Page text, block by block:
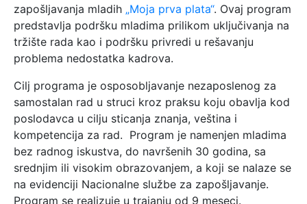
zapošljavanja mladih „Moja prva plata“. Ovaj program
predstavlja podršku mladima prilikom uključivanja na
tržište rada kao i podršku privredi u rešavanju
problema nedostatka kadrova.
Cilj programa je osposobljavanje nezaposlenog za
samostalan rad u struci kroz praksu koju obavlja kod
poslodavca u cilju sticanja znanja, veština i
kompetencija za rad. Program je namenjen mladima
bez radnog iskustva, do navršenih 30 godina, sa
srednjim ili visokim obrazovanjem, a koji se nalaze se
na evidenciji Nacionalne službe za zapošljavanje.
Program se realizuje u trajanju od 9 meseci.